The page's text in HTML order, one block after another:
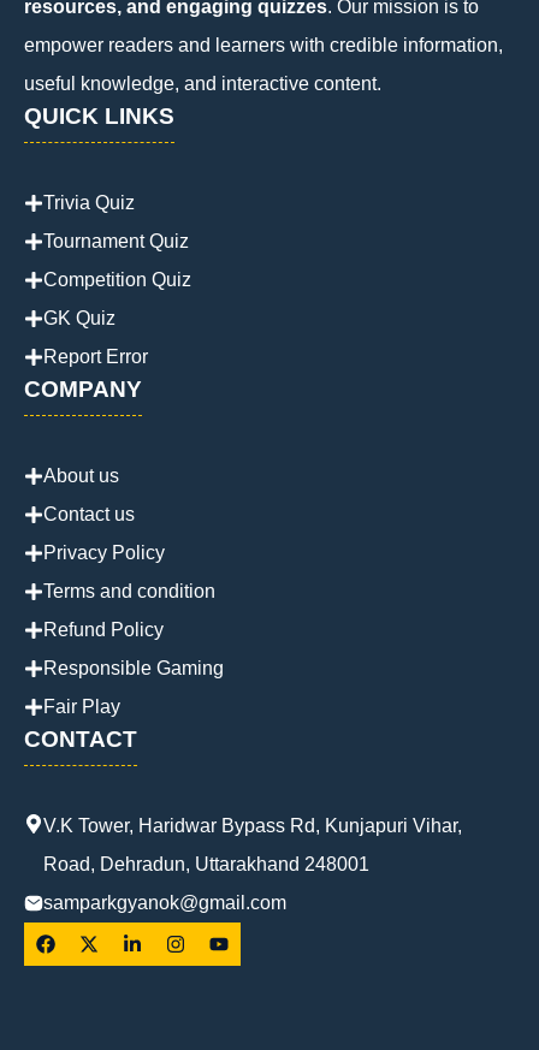
resources, and engaging quizzes. Our mission is to
empower readers and learners with credible information,
useful knowledge, and interactive content.
QUICK LINKS
Trivia Quiz
Tournament Quiz
Competition Quiz
GK Quiz
Report Error
COMPANY
About us
Contact us
Privacy Policy
Terms and condition
Refund Policy
Responsible Gaming
Fair Play
CONTACT
V.K Tower, Haridwar Bypass Rd, Kunjapuri Vihar,
Road, Dehradun, Uttarakhand 248001
samparkgyanok@gmail.com